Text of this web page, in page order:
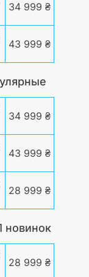
34 999 ₴
43 999 ₴
34 999 ₴
43 999 ₴
28 999 ₴
новинок
28 999 ₴